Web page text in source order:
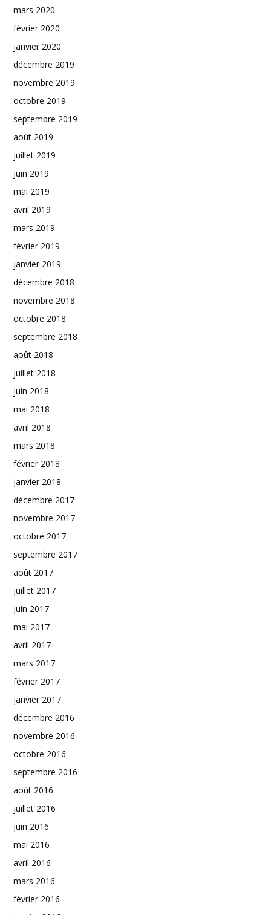
mars 2020
février 2020
janvier 2020
décembre 2019
novembre 2019
octobre 2019
septembre 2019
août 2019
juillet 2019
juin 2019
mai 2019
avril 2019
mars 2019
février 2019
janvier 2019
décembre 2018
novembre 2018
octobre 2018
septembre 2018
août 2018
juillet 2018
juin 2018
mai 2018
avril 2018
mars 2018
février 2018
janvier 2018
décembre 2017
novembre 2017
octobre 2017
septembre 2017
août 2017
juillet 2017
juin 2017
mai 2017
avril 2017
mars 2017
février 2017
janvier 2017
décembre 2016
novembre 2016
octobre 2016
septembre 2016
août 2016
juillet 2016
juin 2016
mai 2016
avril 2016
mars 2016
février 2016